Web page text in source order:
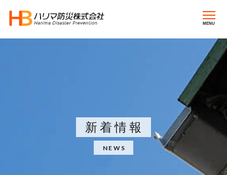
MENU
新着情報
NEWS